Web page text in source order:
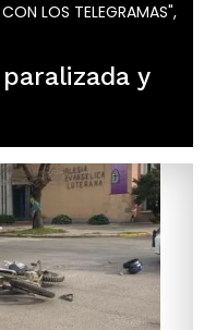
LOS TELEGRAMAS",
y